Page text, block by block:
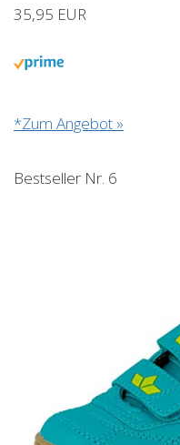
35,95 EUR
*Zum Angebot »
Bestseller Nr. 6